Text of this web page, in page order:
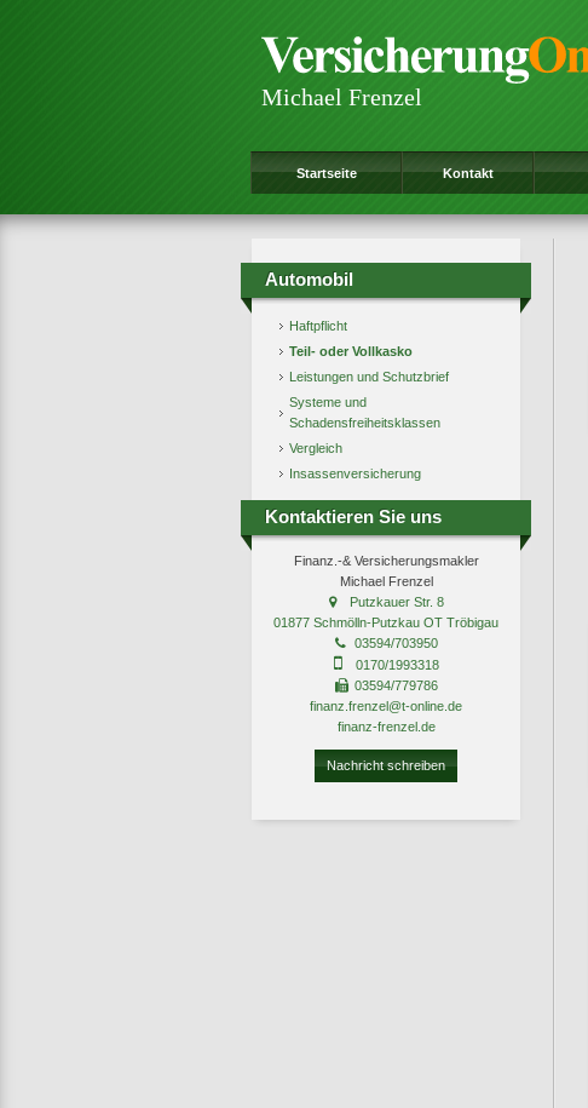
Michael Frenzel
Startseite Kontakt
Automobil
Haftpflicht
Teil- oder Vollkasko
Leistungen und Schutzbrief
Systeme und
Schadensfreiheitsklassen
Vergleich
Insassenversicherung
Kontaktieren Sie uns
Finanz.-& Versicherungsmakler
Michael Frenzel
Putzkauer Str. 8
01877 Schmölln-Putzkau OT Tröbigau
03594/703950
0170/1993318
03594/779786
finanz.frenzel@t-online.de
finanz-frenzel.de
Nachricht schreiben